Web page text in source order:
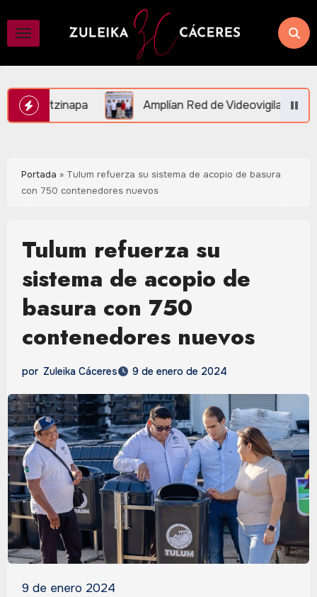
contenido
Red de Videovigilancia en Central Vallarta y la Ruta
Portada » Tulum refuerza su sistema de acopio de basura
con 750 contenedores nuevos
Tulum refuerza su
sistema de acopio de
basura con 750
contenedores nuevos
por Zuleika Cáceres 9 de enero de 2024
9 de enero 2024